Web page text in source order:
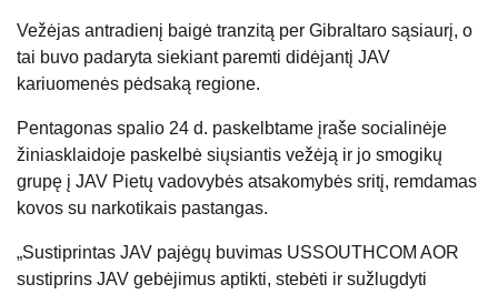
Vežėjas antradienį baigė tranzitą per Gibraltaro sąsiaurį, o
tai buvo padaryta siekiant paremti didėjantį JAV
kariuomenės pėdsaką regione.
Pentagonas spalio 24 d. paskelbtame įraše socialinėje
žiniasklaidoje paskelbė siųsiantis vežėją ir jo smogikų
grupę į JAV Pietų vadovybės atsakomybės sritį, remdamas
kovos su narkotikais pastangas.
„Sustiprintas JAV pajėgų buvimas USSOUTHCOM AOR
sustiprins JAV gebėjimus aptikti, stebėti ir sužlugdyti